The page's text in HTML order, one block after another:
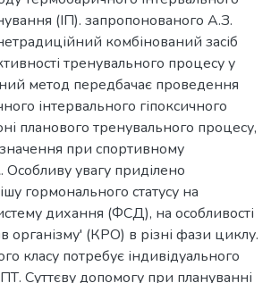
(ІП). запропонованого А.З.
комбінований засіб
тренувального процесу у
метод передбачає проведення
інтервального гіпоксичного
планового тренувального процесу,
при спортивному
Особливу увагу приділено
гормонального статусу на
дихання (ФСД), на особливості
організму' (КРО) в різні фази циклу.
класу потребує індивідуального
Суттєву допомогу при плануванні